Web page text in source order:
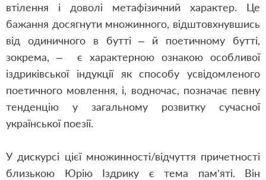
втілення і доволі метафізичний характер. Це
бажання досягнути множинного, відштовхнувшись
від одиничного в бутті – й поетичному бутті,
зокрема, – є характерною ознакою особливої
іздриківської індукції як способу усвідомленого
поетичного мовлення, і, водночас, позначає певну
тенденцію у загальному розвитку сучасної
української поезії.
У дискурсі цієї множинності/відчуття причетності
близькою Юрію Іздрику є тема пам’яті. Він